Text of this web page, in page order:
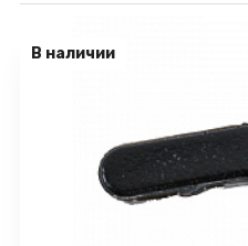
В наличии